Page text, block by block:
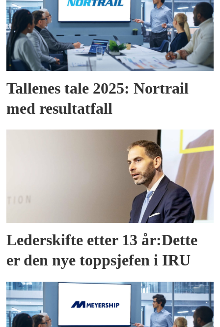
Tallenes tale 2025: Nortrail
med resultatfall
Lederskifte etter 13 år:Dette
er den nye toppsjefen i IRU